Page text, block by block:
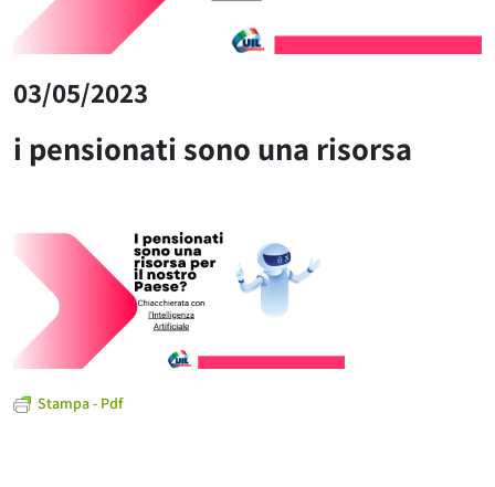
03/05/2023
i pensionati sono una risorsa
Stampa - Pdf